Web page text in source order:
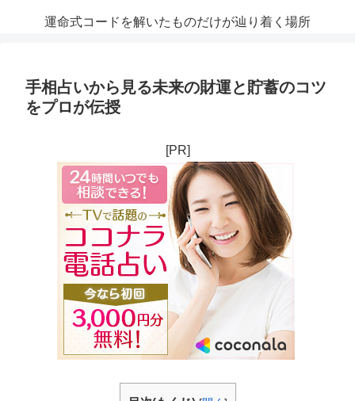
運命式コードを解いたものだけが辿り着く場所
手相占いから見る未来の財運と貯蓄のコツ
をプロが伝授
[PR]